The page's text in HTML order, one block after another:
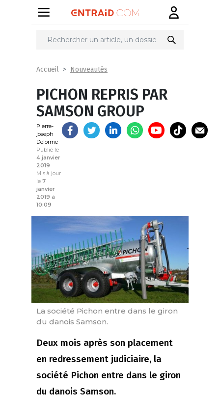
Partager
Accueil Nouveautés
PICHON REPRIS PAR
SAMSON GROUP
Pierre-
joseph
Delorme
Publié le
4 janvier
2019
Mis à jour
le 7
janvier
2019 à
10:09
La société Pichon entre dans le giron
du danois Samson.
Deux mois après son placement
en redressement judiciaire, la
société Pichon entre dans le giron
du danois Samson.